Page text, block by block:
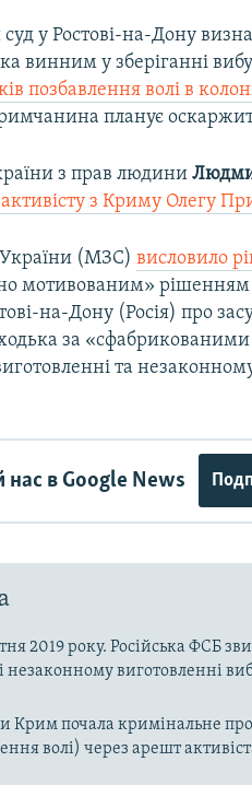
у Ростові-на-Дону
винним у зберіганні
позбавлення волі в
планує
з прав людини
з Криму Олегу
України (МЗС)висловило
мотивованим»
на-Дону (Росія) про
за
та
в Google News
2019 року. Російська ФСБ
незаконному виготовленні
Крим почала кримінальне
волі) через арешт